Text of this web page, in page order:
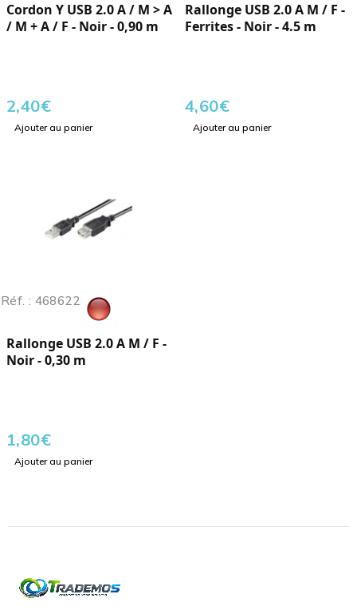
Cordon Y USB 2.0 A / M > A
/ M + A / F - Noir - 0,90 m
2,40€
Ajouter au panier
Rallonge USB 2.0 A M / F -
Ferrites - Noir - 4.5 m
4,60€
Ajouter au panier
Réf. : 468622
Rallonge USB 2.0 A M / F -
Noir - 0,30 m
1,80€
Ajouter au panier